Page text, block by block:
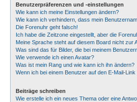
Benutzerpräferenzen und -einstellungen
Wie kann ich meine Einstellungen ändern?
Wie kann ich verhindern, dass mein
Die Forenuhr geht falsch!
Ich habe die Zeitzone eingestellt, aber die
Meine Sprache steht auf diesem Board nicht zur
Was sind das für Bilder, die bei meinem
Wie verwende ich einen Avatar?
Was ist mein Rang und wie kann ich ihn ändern?
Wenn ich bei einem Benutzer auf den E-Mail-
Beiträge schreiben
Wie erstelle ich ein neues Thema oder eine